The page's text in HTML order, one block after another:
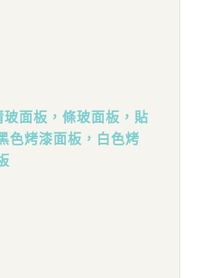
面板，條玻面板，貼
色烤漆面板，白色烤